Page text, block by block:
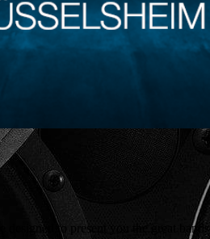
to present you the great bands